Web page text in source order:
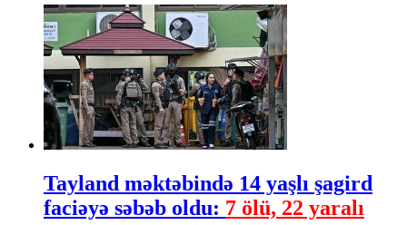
Tayland məktəbində 14 yaşlı şagird
faciəyə səbəb oldu: 7 ölü, 22 yaralı